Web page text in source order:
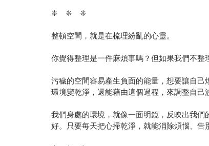
❈ ❈ ❈
整頓空間，就是在梳理紛亂的心靈。
你覺得整理是一件麻煩事嗎？但如果我們不
污穢的空間容易產生負面的能量，想要讓自
環境變乾淨，還能藉由這個過程，來調整自己
我們身處的環境，就像一面明鏡，反映出我
好。只要每天把心掃乾淨，就能消除煩惱、告